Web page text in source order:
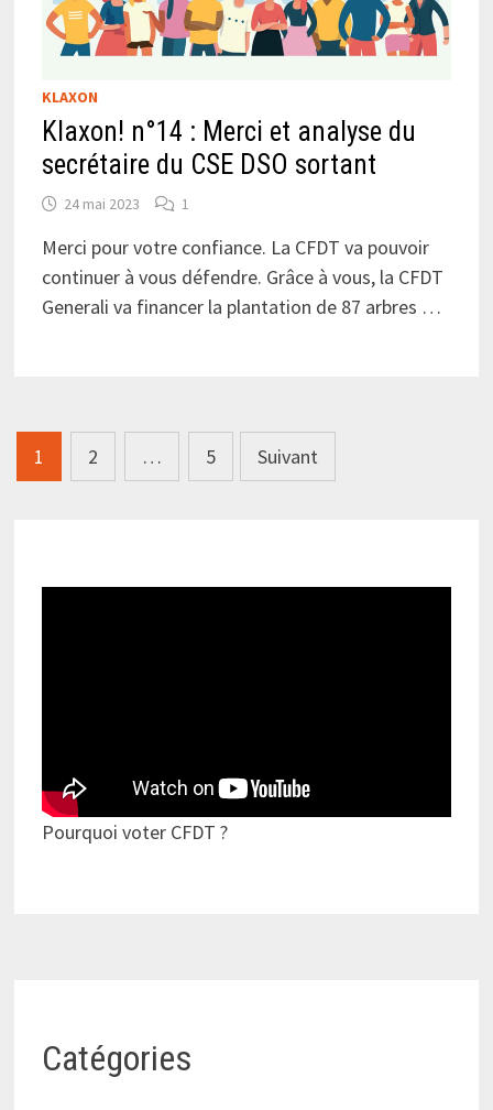
KLAXON
Klaxon! n°14 : Merci et analyse du
secrétaire du CSE DSO sortant
24 mai 2023 1
Merci pour votre confiance. La CFDT va pouvoir
continuer à vous défendre. Grâce à vous, la CFDT
Generali va financer la plantation de 87 arbres …
Pagination
des
1 2 … 5 Suivant
Pourquoi voter CFDT ?
Catégories